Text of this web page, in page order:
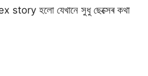
story হলো যেখানে সুধু ছেক্সেৰ কথা